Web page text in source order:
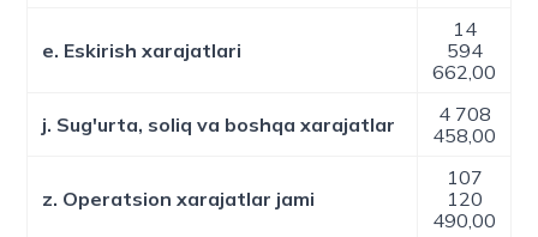
e. Eskirish xarajatlari
14
594
662,00
j. Sug'urta, soliq va boshqa xarajatlar
4 708
458,00
z. Operatsion xarajatlar jami
107
120
490,00